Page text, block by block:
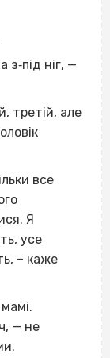
ніг, —
третій, але
все
Я
усе
– каже
— не